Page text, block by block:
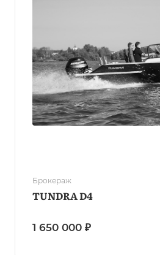
Брокераж
TUNDRA D4
1 650 000 ₽